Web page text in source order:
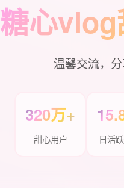
糖心
温馨交流，
320万+
甜心用户 日活